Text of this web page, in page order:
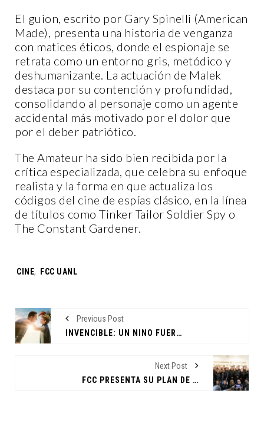
El guion, escrito por Gary Spinelli (American
Made), presenta una historia de venganza
con matices éticos, donde el espionaje se
retrata como un entorno gris, metódico y
deshumanizante. La actuación de Malek
destaca por su contención y profundidad,
consolidando al personaje como un agente
accidental más motivado por el dolor que
por el deber patriótico.
The Amateur ha sido bien recibida por la
crítica especializada, que celebra su enfoque
realista y la forma en que actualiza los
códigos del cine de espías clásico, en la línea
de títulos como Tinker Tailor Soldier Spy o
The Constant Gardener.
Tags:
CINE, FCC UANL
Previous Post
INVENCIBLE: UN NIÑO FUERA DE SERIE; UNA HISTORIA SOBRE AUTISMO Y OSTEOGÉNESIS
Next Post
FCC PRESENTA SU PLAN DE DESARROLLO 2025-2028